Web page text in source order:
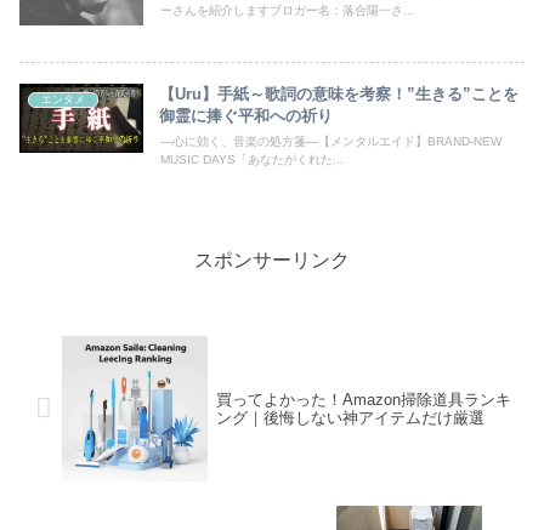
ーさんを紹介しますブロガー名：落合陽一さ...
エンタメ
【Uru】手紙～歌詞の意味を考察！”生きる”ことを
御霊に捧ぐ平和への祈り
―心に効く、音楽の処方箋―【メンタルエイド】BRAND-NEW
MUSIC DAYS「あなたがくれた...
スポンサーリンク
買ってよかった！Amazon掃除道具ランキ
ング｜後悔しない神アイテムだけ厳選